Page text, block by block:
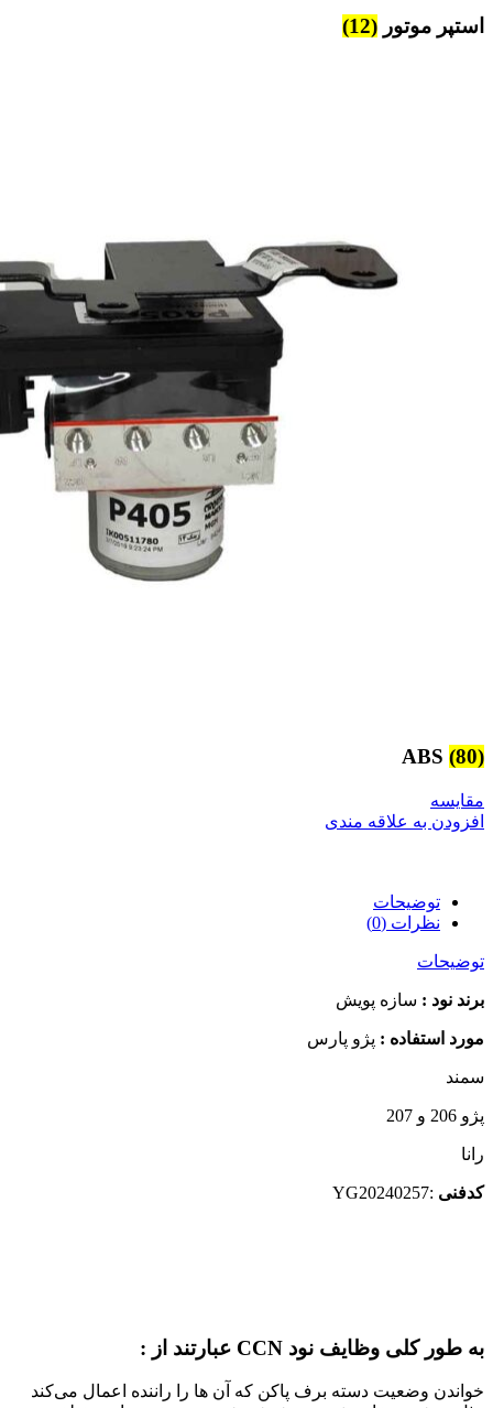
استپر موتور (12)
ABS (80)
مقایسه
افزودن به علاقه مندی
توضیحات
نظرات (0)
توضیحات
برند نود : سازه پویش
مورد استفاده : پژو پارس
سمند
پژو 206 و 207
رانا
کدفنی :YG20240257
به طور کلی وظایف نود CCN عبارتند از :
خواندن وضعیت دسته برف پاکن که آن ها را راننده اعمال می‌کند